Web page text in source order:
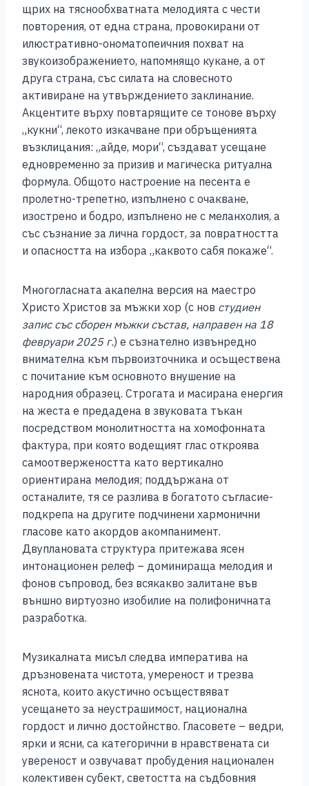
щрих на тяснообхватната мелодията с чести
повторения, от една страна, провокирани от
илюстративно-ономатопеичния похват на
звукоизображението, напомнящо кукане, а от
друга страна, със силата на словесното
активиране на утвърждението заклинание.
Акцентите върху повтарящите се тонове върху
„кукни“, лекото изкачване при обръщенията
възклицания: „айде, мори“, създават усещане
едновременно за призив и магическа ритуална
формула. Общото настроение на песента е
пролетно-трепетно, изпълнено с очакване,
изострено и бодро, изпълнено не с меланхолия, а
със съзнание за лична гордост, за повратността
и опасността на избора „каквото сабя покаже“.
Многогласната акапелна версия на маестро
Христо Христов за мъжки хор (с нов студиен
запис със сборен мъжки състав, направен на 18
февруари 2025 г.) е съзнателно извънредно
внимателна към първоизточника и осъществена
с почитание към основното внушение на
народния образец. Строгата и масирана енергия
на жеста е предадена в звуковата тъкан
посредством монолитността на хомофонната
фактура, при която водещият глас откроява
самоотвержеността като вертикално
ориентирана мелодия; поддържана от
останалите, тя се разлива в богатото съгласие-
подкрепа на другите подчинени хармонични
гласове като акордов акомпанимент.
Двуплановата структура притежава ясен
интонационен релеф – доминираща мелодия и
фонов съпровод, без всякакво залитане във
външно виртуозно изобилие на полифоничната
разработка.
Музикалната мисъл следва императива на
дръзновената чистота, умереност и трезва
яснота, които акустично осъществяват
усещането за неустрашимост, национална
гордост и лично достойнство. Гласовете – ведри,
ярки и ясни, са категорични в нравствената си
увереност и озвучават пробудения национален
колективен субект, светостта на съдбовния